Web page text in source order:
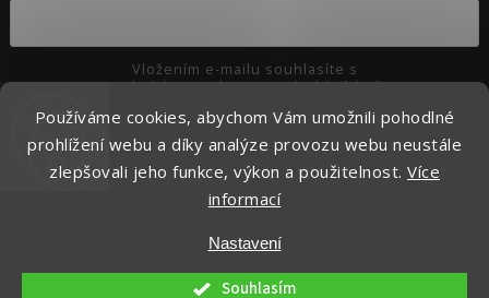
Používáme cookies, abychom Vám umožnili pohodlné
prohlížení webu a díky analýze provozu webu neustále
zlepšovali jeho funkce, výkon a použitelnost. Více
informací
Nastavení
Souhlasím
podmínkami ochrany osobních údajů
Přihlásit se
Upravit nastavení cookies
Shoptet| Design